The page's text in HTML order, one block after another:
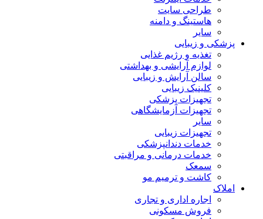
طراحی سایت
هاستینگ و دامنه
سایر
پزشکی و زیبایی
تغذیه و رژیم غذایی
لوازم آرایشی و بهداشتی
سالن آرایش و زیبایی
کلینیک زیبایی
تجهیزات پزشکی
تجهیزات آزمایشگاهی
سایر
تجهیزات زیبایی
خدمات دندانپزشکی
خدمات درمانی و مراقبتی
سمعک
کاشت و ترمیم مو
املاک
اجاره اداری و تجاری
فروش مسکونی